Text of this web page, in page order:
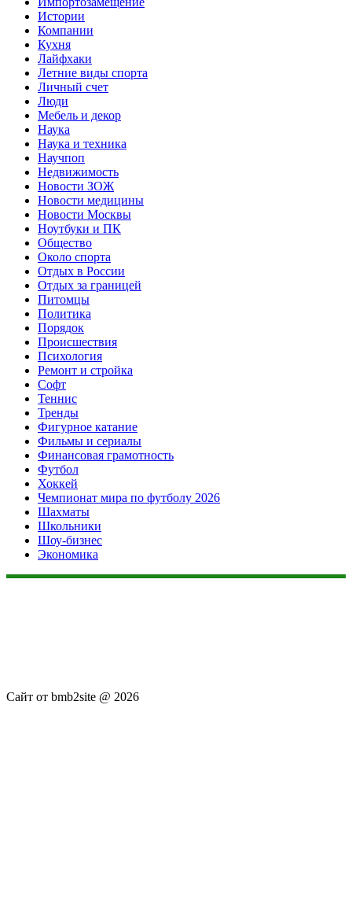
Истории
Компании
Кухня
Лайфхаки
Летние виды спорта
Личный счет
Люди
Мебель и декор
Наука
Наука и техника
Научпоп
Недвижимость
Новости ЗОЖ
Новости медицины
Новости Москвы
Ноутбуки и ПК
Общество
Около спорта
Отдых в России
Отдых за границей
Питомцы
Политика
Порядок
Происшествия
Психология
Ремонт и стройка
Софт
Теннис
Тренды
Фигурное катание
Фильмы и сериалы
Финансовая грамотность
Футбол
Хоккей
Чемпионат мира по футболу 2026
Шахматы
Школьники
Шоу-бизнес
Экономика
Сайт от bmb2site @ 2026